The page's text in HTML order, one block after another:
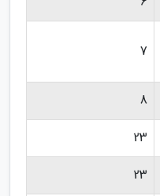
7
8
23
23